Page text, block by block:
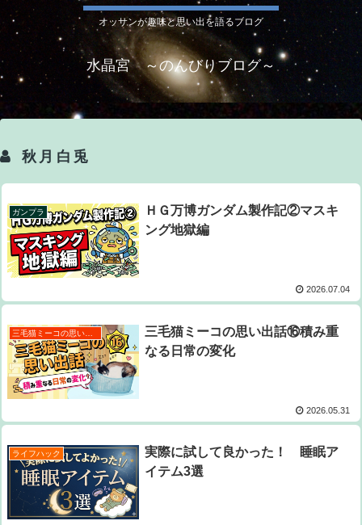
オッサンが趣味と思い出を語るブログ
水晶宮 ～のんびりブログ～
秋月白兎
ガンプラ
ＨＧ万博ガンダム製作記②マスキ
ング地獄編
2026.07.04
三毛猫ミーコの思い出話⑯積み重
なる日常の変化
2026.05.31
ライフハック
実際に試して良かった！ 睡眠ア
イテム3選